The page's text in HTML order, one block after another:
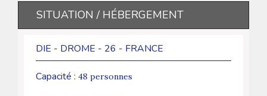
SITUATION / HÉBERGEMENT
DIE - DROME - 26 - FRANCE
Capacité : 48 personnes